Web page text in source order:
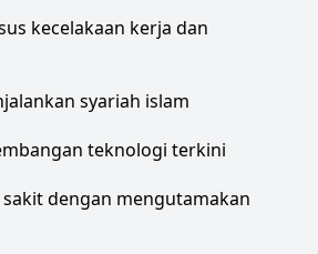
kecelakaan kerja dan
syariah islam
teknologi terkini
dengan mengutamakan